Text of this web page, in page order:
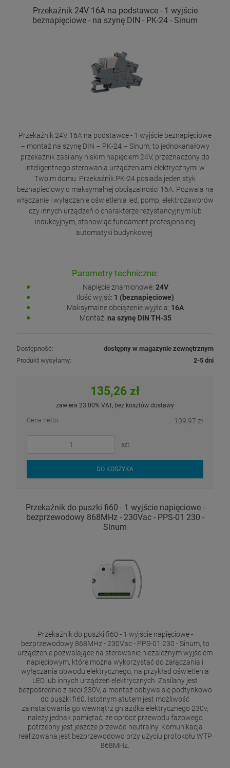
Przekaźnik 24V 16A na podstawce - 1 wyjście
beznapięciowe - na szynę DIN - PK-24 - Sinum
Przekaźnik 24V 16A na podstawce - 1 wyjście beznapięciowe
– montaż na szynę DIN – PK-24 – Sinum, to jednokanałowy
przekaźnik zasilany niskim napięciem 24V, przeznaczony do
inteligentnego sterowania urządzeniami elektrycznymi w
Twoim domu. Przekaźnik PK-24 posiada jeden styk
beznapieciowy o maksymalnej obciążalności 16A. Pozwala na
włączanie i wyłączanie oświetlenia led, pomp, elektrozaworów
czy innych urządzeń o charakterze rezystancyjnym lub
indukcyjnym, stanowiąc fundament profesjonalnej
automatyki budynkowej.
Parametry techniczne:
Napięcie znamionowe: 24V
Ilość wyjść: 1 (beznapięciowe)
Maksymalne obciążenie wyjścia: 16A
Montaż: na szynę DIN TH-35
Dostępność:
dostępny w magazynie zewnętrznym
Produkt wysyłamy:
2-5 dni
135,26 zł
zawiera 23.00% VAT, bez kosztów dostawy
Cena netto: 109,97 zł
szt.
DO KOSZYKA
Przekaźnik do puszki fi60 - 1 wyjście napięciowe -
bezprzewodowy 868MHz - 230Vac - PPS-01 230 -
Sinum
Przekaźnik do puszki fi60 - 1 wyjście napięciowe -
bezprzewodowy 868MHz - 230Vac - PPS-01 230 - Sinum, to
urządzenie pozwalające na sterowanie niezależnym wyjściem
napięciowym, które można wykorzystać do załączania i
wyłączania obwodu elektrycznego, na przykład oświetlenia
LED lub innych urządzeń elektrycznych. Zasilany jest
bezpośrednio z sieci 230V, a montaż odbywa się podtynkowo
do puszki fi60. Istotnym atutem jest możliwość
zainstalowania go wewnątrz gniazdka elektrycznego 230v,
należy jednak pamiętać, że oprócz przewodu fazowego
potrzebny jest jeszcze przewód neutralny. Komunikacja
realizowana jest bezprzewodowo przy użyciu protokołu WTP
868MHz.